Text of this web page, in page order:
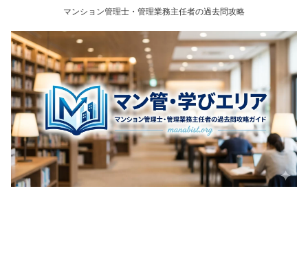
マンション管理士・管理業務主任者の過去問攻略